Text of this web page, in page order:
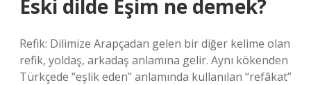
Eski dilde Eşim ne demek?
Refik: Dilimize Arapçadan gelen bir diğer kelime olan
refik, yoldaş, arkadaş anlamına gelir. Aynı kökenden
Türkçede “eşlik eden” anlamında kullanılan “refâkat”